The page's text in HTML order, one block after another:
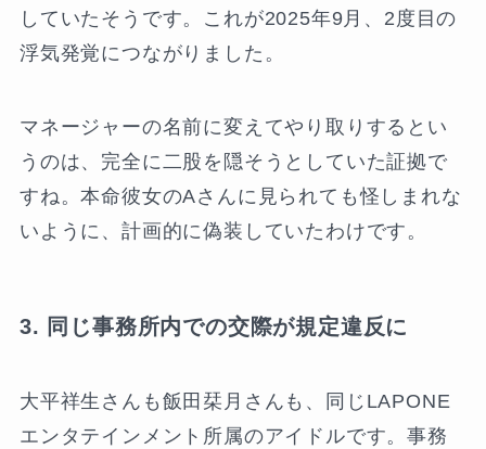
していたそうです。これが2025年9月、2度目の
浮気発覚につながりました。
マネージャーの名前に変えてやり取りするとい
うのは、完全に二股を隠そうとしていた証拠で
すね。本命彼女のAさんに見られても怪しまれな
いように、計画的に偽装していたわけです。
3. 同じ事務所内での交際が規定違反に
大平祥生さんも飯田栞月さんも、同じLAPONE
エンタテインメント所属のアイドルです。事務